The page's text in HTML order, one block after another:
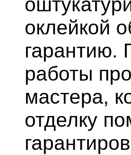
оклейкой
гарантию.
работы
мастера,
отделку